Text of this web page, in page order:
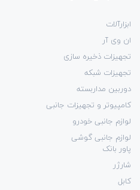
ابزارآلات
ان وی آر
تجهیزات ذخیره سازی
تجهیزات شبکه
دوربین مداربسته
کامپیوتر و تجهیزات جانبی
لوازم جانبی خودرو
لوازم جانبی گوشی
پاور بانک
شارژر
کابل